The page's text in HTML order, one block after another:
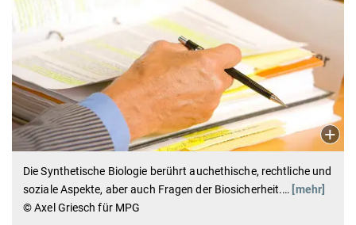
Die Synthetische Biologie berührt auchethische, rechtliche und
soziale Aspekte, aber auch Fragen der Biosicherheit.… [mehr]
© Axel Griesch für MPG